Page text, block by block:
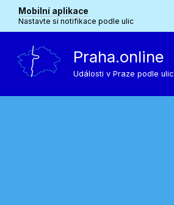
Mobilní aplikace
Nastavte si notifikace podle ulic
Praha.online
Události v Praze podle ulic